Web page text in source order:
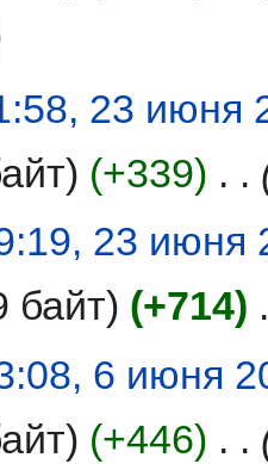
23 июня
+339
23 июня
байт +714
6 июня
+446